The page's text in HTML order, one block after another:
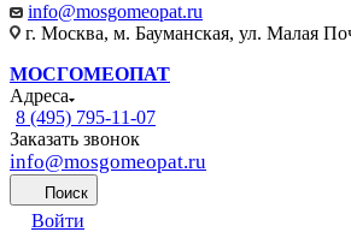
info@mosgomeopat.ru
г. Москва, м. Бауманская, ул. Малая
МОСГОМЕОПАТ
Адреса
8 (495) 795-11-07
Заказать звонок
info@mosgomeopat.ru
Поиск
Войти